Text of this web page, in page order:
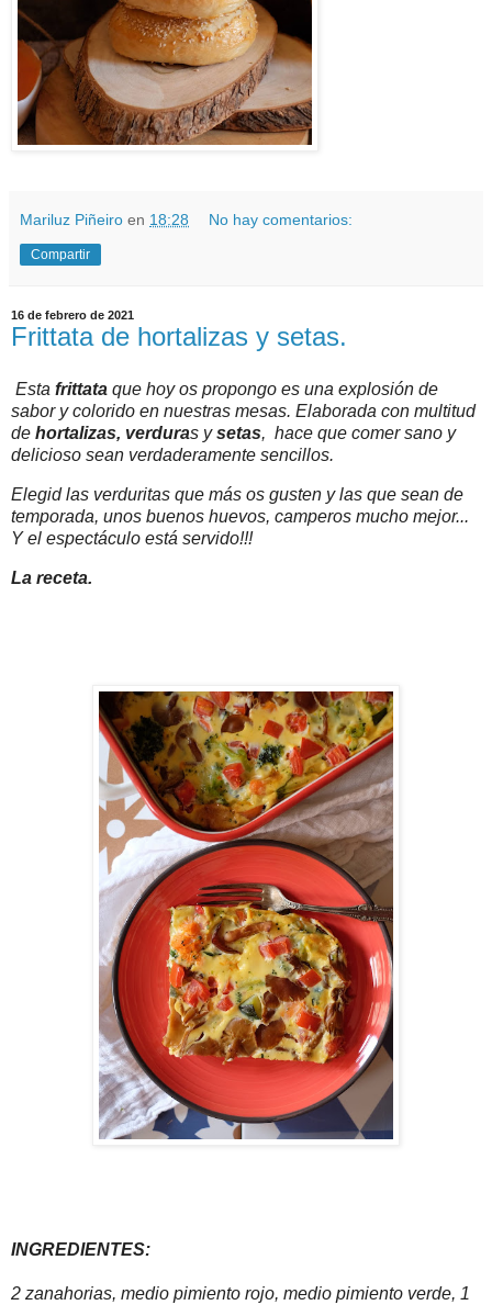
Mariluz Piñeiro en 18:28 No hay comentarios:
Compartir
16 de febrero de 2021
Frittata de hortalizas y setas.
Esta frittata que hoy os propongo es una explosión de
sabor y colorido en nuestras mesas. Elaborada con multitud
de hortalizas, verduras ysetas, hace que comer sano y
delicioso sean verdaderamente sencillos.
Elegid las verduritas que más os gusten y las que sean de
temporada, unos buenos huevos, camperos mucho mejor...
Y el espectáculo está servido!!!
La receta.
INGREDIENTES:
2 zanahorias, medio pimiento rojo, medio pimiento verde, 1